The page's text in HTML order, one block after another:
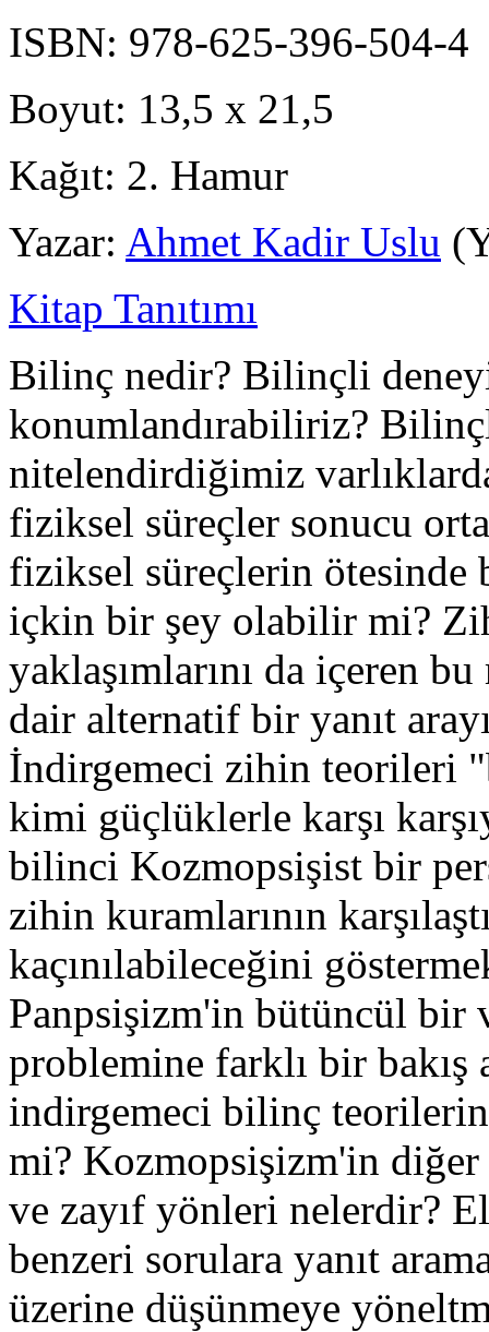
ISBN: 978-625-396-504-4
Boyut: 13,5 x 21,5
Kağıt: 2. Hamur
Yazar: Ahmet Kadir Uslu
Kitap Tanıtımı
Bilinç nedir? Bilinçli
konumlandırabiliriz?
nitelendirdiğimiz
fiziksel süreçler sonucu
fiziksel süreçlerin
içkin bir şey olabilir mi?
yaklaşımlarını da içeren
dair alternatif bir yanıt
İndirgemeci zihin teorileri
kimi güçlüklerle karşı
bilinci Kozmopsişist bir
zihin kuramlarının
kaçınılabileceğini
Panpsişizm'in bütüncül bir
problemine farklı bir bakış
indirgemeci bilinç
mi? Kozmopsişizm'in
ve zayıf yönleri nelerdir?
benzeri sorulara yanıt
üzerine düşünmeye